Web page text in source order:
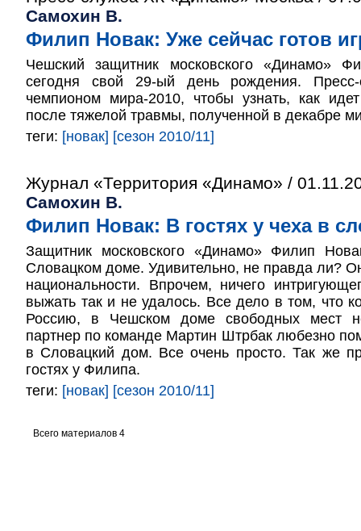
Самохин В.
Филип Новак: Уже сейчас готов
Чешский защитник московского «Динамо»
сегодня свой 29-ый день рождения.
чемпионом мира-2010, чтобы узнать, как
после тяжелой травмы, полученной в декабре
теги: [новак] [сезон 2010/11]
Журнал «Территория «Динамо» /
Самохин В.
Филип Новак: В гостях у чеха в
Защитник московского «Динамо» Филип
Словацком доме. Удивительно, не правда ли?
национальности. Впрочем, ничего
выжать так и не удалось. Все дело в том, что
Россию, в Чешском доме свободных мест
партнер по команде Мартин Штрбак любезно
в Словацкий дом. Все очень просто. Так же
гостях у Филипа.
теги: [новак] [сезон 2010/11]
Всего материалов 4